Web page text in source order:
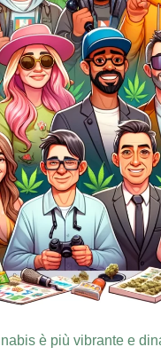
è più vibrante e